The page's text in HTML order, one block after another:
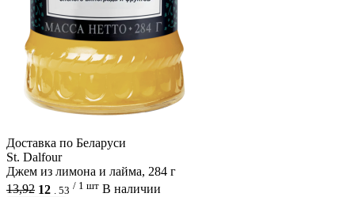
Доcтавка по Беларуси
St. Dalfour
Джем из лимона и лайма, 284 г
13,92 12 53 / 1 шт В наличии